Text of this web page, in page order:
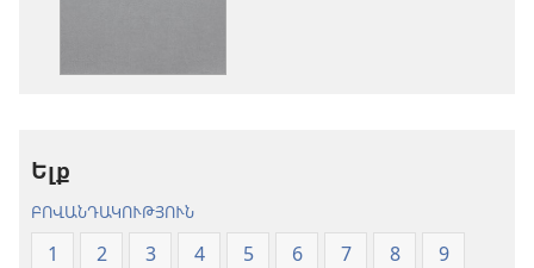
Ելք
ԲՈՎԱՆԴԱԿՈՒԹՅՈՒՆ
1 2 3 4 5 6 7 8
9